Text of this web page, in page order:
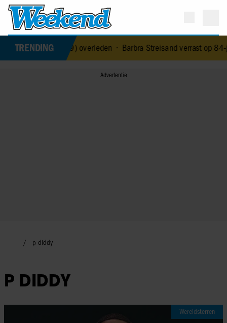
TRENDING
Kaagman (79) overleden•Barbra Streisand verrast op 84-
p diddy
P DIDDY
Wereldsterren